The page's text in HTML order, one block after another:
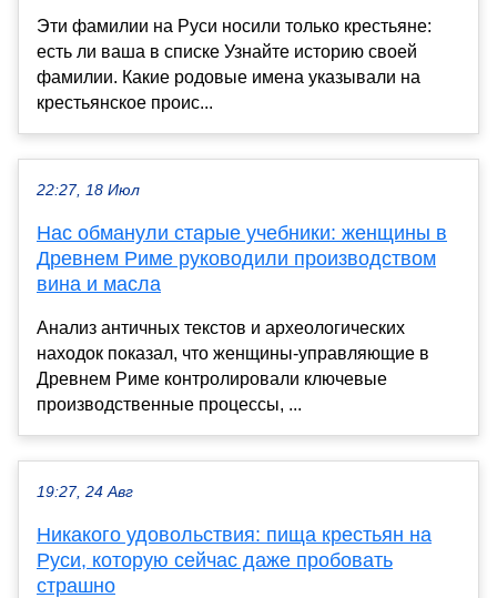
Эти фамилии на Руси носили только крестьяне:
есть ли ваша в списке Узнайте историю своей
фамилии. Какие родовые имена указывали на
крестьянское проис...
22:27, 18 Июл
Нас обманули старые учебники: женщины в
Древнем Риме руководили производством
вина и масла
Анализ античных текстов и археологических
находок показал, что женщины-управляющие в
Древнем Риме контролировали ключевые
производственные процессы, ...
19:27, 24 Авг
Никакого удовольствия: пища крестьян на
Руси, которую сейчас даже пробовать
страшно